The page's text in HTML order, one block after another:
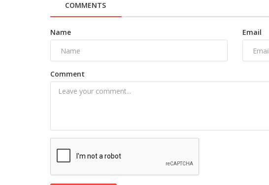
COMMENTS
Name Email
Comment
Novosti